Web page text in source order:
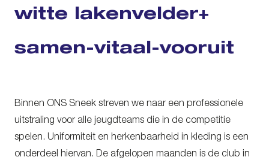
witte lakenvelder+
samen-vitaal-vooruit
Binnen ONS Sneek streven we naar een professionele
uitstraling voor alle jeugdteams die in de competitie
spelen. Uniformiteit en herkenbaarheid in kleding is een
onderdeel hiervan. De afgelopen maanden is de club in